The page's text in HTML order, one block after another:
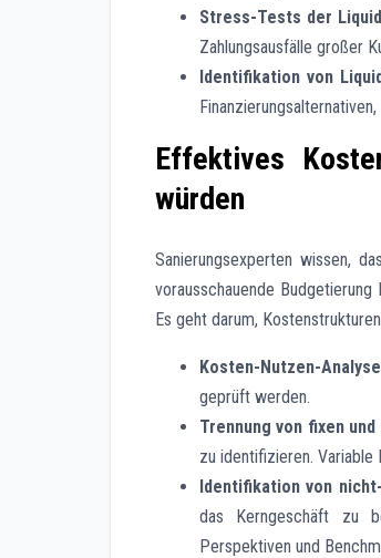
Stress-Tests der
Zahlungsausfälle großer
Identifikation von
Effektives
würden
Sanierungsexperten wissen,
vorausschauende
Es geht darum,
Kosten-Nutzen-Analyse
geprüft werden.
Trennung von fixen
zu identifizieren.
Identifikation von
das Kerngeschäft zu
Perspektiven und